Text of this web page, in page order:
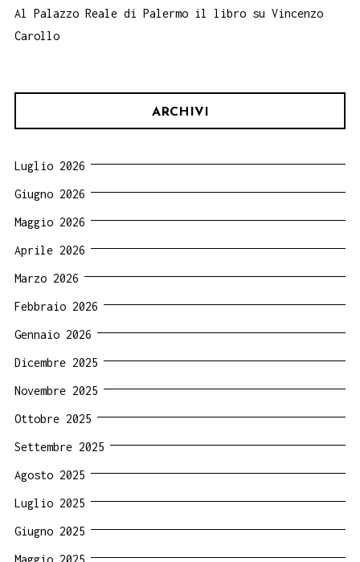
Al Palazzo Reale di Palermo il libro su Vincenzo
Carollo
ARCHIVI
Luglio 2026
Giugno 2026
Maggio 2026
Aprile 2026
Marzo 2026
Febbraio 2026
Gennaio 2026
Dicembre 2025
Novembre 2025
Ottobre 2025
Settembre 2025
Agosto 2025
Luglio 2025
Giugno 2025
Maggio 2025